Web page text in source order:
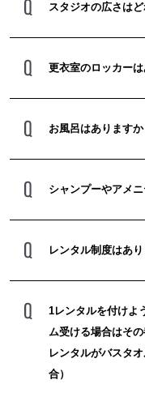
スタジオの広さは
更衣室のロッカー
お風呂はありますか
シャンプーやアメ
レンタル制度はあり
1レンタルを付けよ
ム受ける場合はそ
レンタルがバスタ
合）